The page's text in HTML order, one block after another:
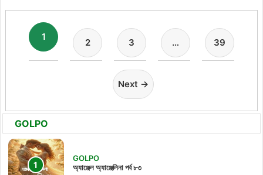
1
2 3 … 39
Next →
GOLPO
GOLPO
অ্যাঞ্জেল অ্যাঞ্জেলিনা পর্ব ৮৩